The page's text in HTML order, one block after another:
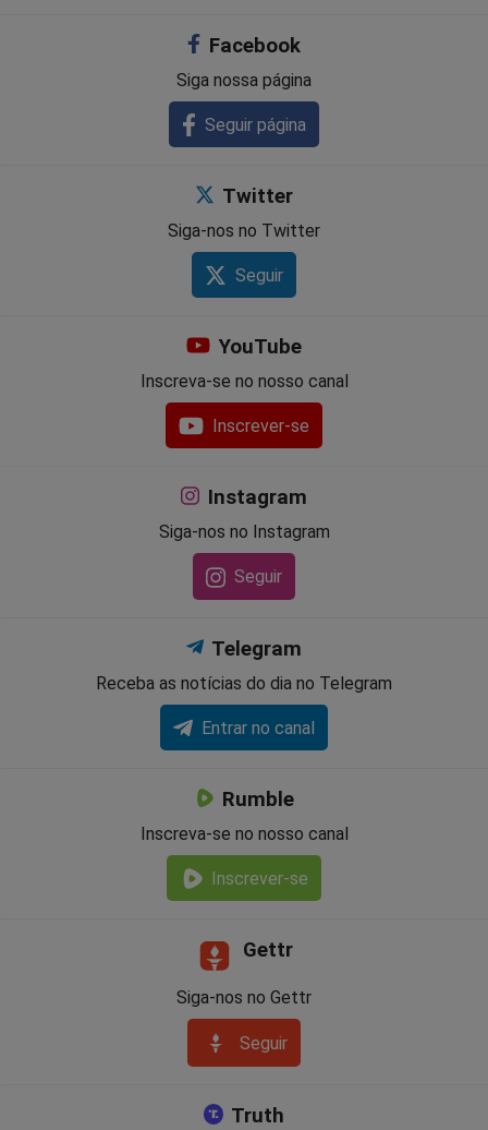
Facebook
Siga nossa página
Seguir página
Twitter
Siga-nos no Twitter
Seguir
YouTube
Inscreva-se no nosso canal
Inscrever-se
Instagram
Siga-nos no Instagram
Seguir
Telegram
Receba as notícias do dia no Telegram
Entrar no canal
Rumble
Inscreva-se no nosso canal
Inscrever-se
Gettr
Siga-nos no Gettr
Seguir
Truth